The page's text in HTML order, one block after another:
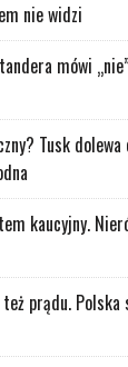
nie widzi
mówi
Tusk
kaucyjny.
prądu.